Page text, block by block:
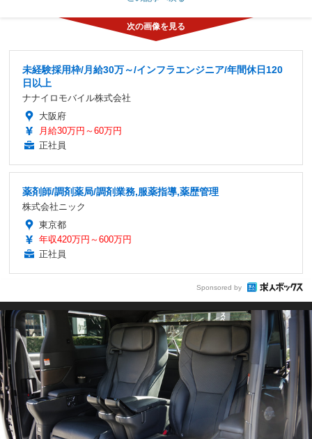
未経験採用枠/月給30万～/インフラエンジニア/年間休日120
日以上
ナナイロモバイル株式会社
大阪府
月給30万円～60万円
正社員
薬剤師/調剤薬局/調剤業務,服薬指導,薬歴管理
株式会社ニック
東京都
年収420万円～600万円
正社員
Sponsored by